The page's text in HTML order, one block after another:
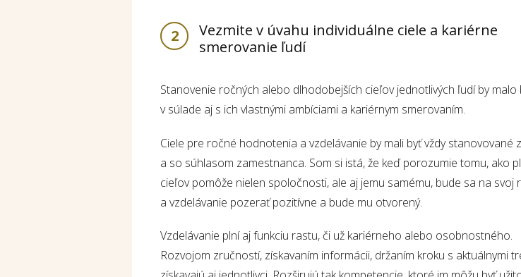
2
Vezmite v úvahu individuálne ciele a kariérne
smerovanie ľudí
Stanovenie ročných alebo dlhodobejších cieľov jednotlivých ľudí by malo
v súlade aj s ich vlastnými ambíciami a kariérnym smerovaním.
Ciele pre ročné hodnotenia a vzdelávanie by mali byť vždy stanovované
a so súhlasom zamestnanca. Som si istá, že keď porozumie tomu, ako
cieľov pomôže nielen spoločnosti, ale aj jemu samému, bude sa na svoj
a vzdelávanie pozerať pozitívne a bude mu otvorený.
Vzdelávanie plní aj funkciu rastu, či už kariérneho alebo osobnostného.
Rozvojom zručností, získavaním informácii, držaním kroku s aktuálnymi